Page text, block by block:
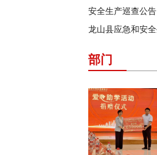
安全生产巡查公告
部门